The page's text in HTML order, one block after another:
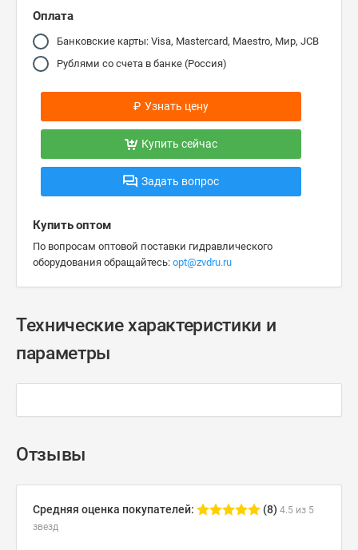
Оплата
Банковские карты: Visa, Mastercard, Maestro, Мир, JCB
Рублями со счета в банке (Россия)
₽ Узнать цену
Купить сейчас
Задать вопрос
Купить оптом
По вопросам оптовой поставки гидравлического
оборудования обращайтесь: opt@zvdru.ru
Технические характеристики и
параметры
Отзывы
Средняя оценка покупателей: (8) 4.5 из 5
звезд